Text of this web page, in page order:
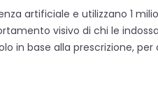
artificiale e utilizzano 1
visivo di chi le
in base alla prescrizione,